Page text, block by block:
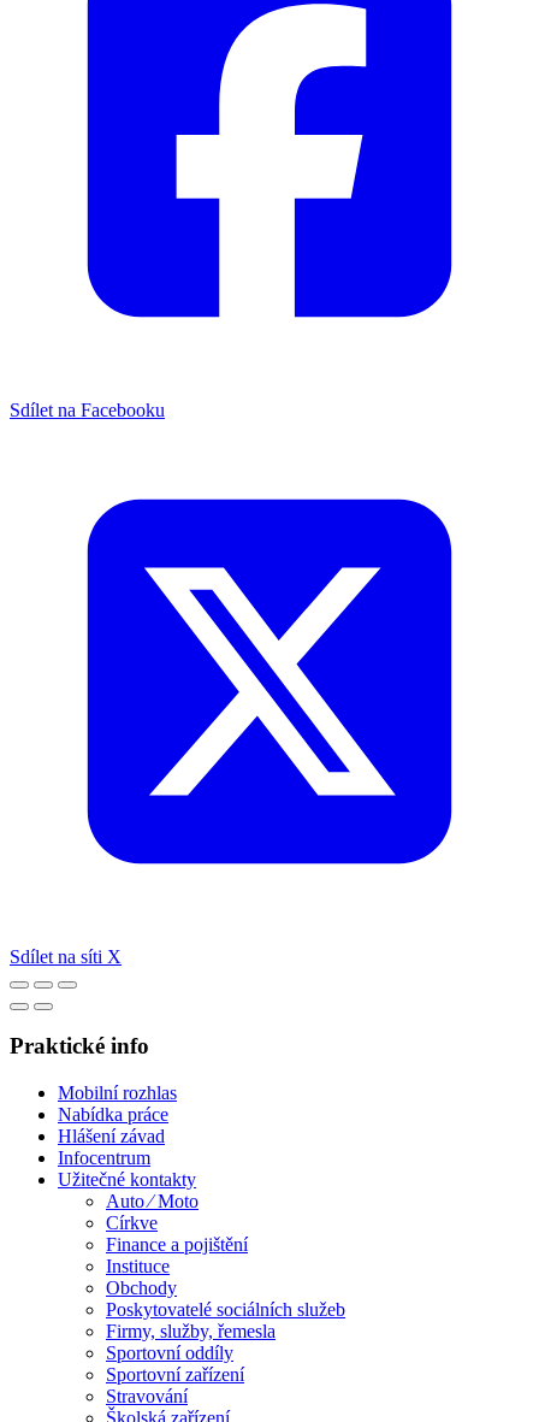
Sdílet na Facebooku
Sdílet na síti X
Praktické info
Mobilní rozhlas
Nabídka práce
Hlášení závad
Infocentrum
Užitečné kontakty
Auto ⁄ Moto
Církve
Finance a pojištění
Instituce
Obchody
Poskytovatelé sociálních služeb
Firmy, služby, řemesla
Sportovní oddíly
Sportovní zařízení
Stravování
Školská zařízení